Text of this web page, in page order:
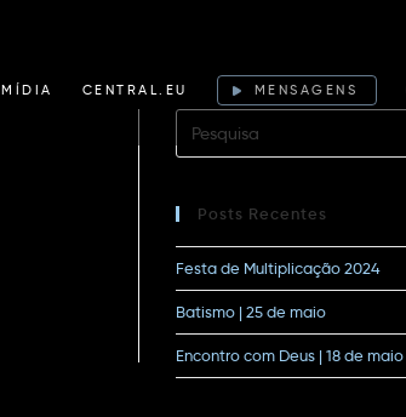
MÍDIA CENTRAL.EU MENSAGENS
Posts Recentes
Festa de Multiplicação 2024
Batismo | 25 de maio
Encontro com Deus | 18 de maio